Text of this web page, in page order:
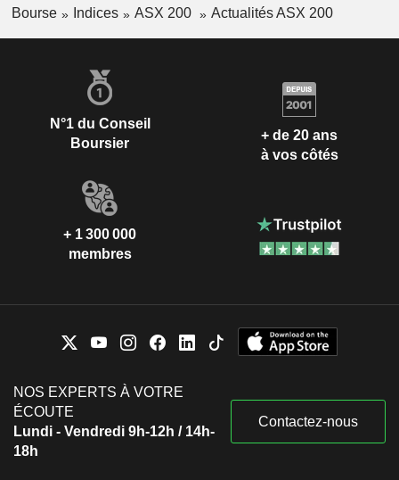
Bourse Indices ASX 200 Actualités ASX 200
N°1 du Conseil
Boursier
+ de 20 ans
à vos côtés
+ 1 300 000
membres
NOS EXPERTS À VOTRE
ÉCOUTE
Lundi - Vendredi 9h-12h / 14h-
18h
Contactez-nous